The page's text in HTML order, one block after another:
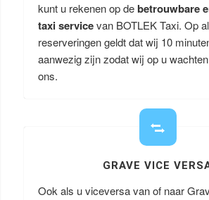
kunt u rekenen op debetrouwbare
taxi servicevan BOTLEK Taxi. Op
reserveringen geldt dat wij 10
aanwezig zijn zodat wij op u
ons.
GRAVE VICE
Ook als u viceversa van of naar